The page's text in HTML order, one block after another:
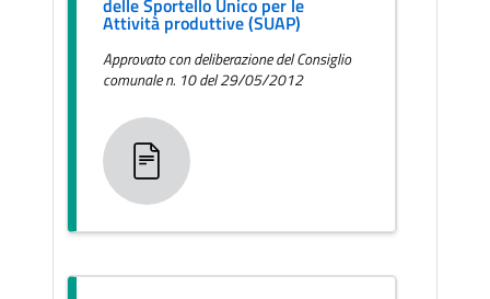
Attività produttive (SUAP)
Approvato con deliberazione del Consiglio
comunale n. 10 del 29/05/2012